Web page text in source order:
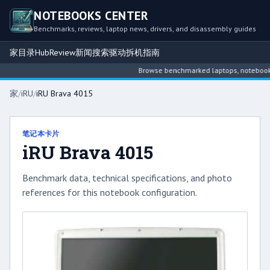
NOTEBOOKS CENTER
Benchmarks, reviews, laptop news, drivers, and disassembly guides
家目录HubReview新闻搜索驱动拆机指南
Browse benchmarked laptops,
家/iRU/iRU Brava 4015
笔记本卡片
iRU Brava 4015
Benchmark data, technical specifications, and photo
references for this notebook configuration.